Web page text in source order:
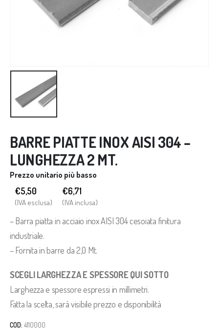
BARRE PIATTE INOX AISI 304 –
LUNGHEZZA 2 MT.
Prezzo unitario più basso
€5,50
(IVA esclusa)
€6,71
(IVA inclusa)
– Barra piatta in acciaio inox AISI 304 cesoiata finitura
industriale.
– Fornita in barre da 2,0 Mt.
SCEGLI LARGHEZZA E SPESSORE QUI SOTTO
Larghezza e spessore espressi in millimetri.
Fatta la scelta, sarà visibile prezzo e disponibilità
COD: 4110000